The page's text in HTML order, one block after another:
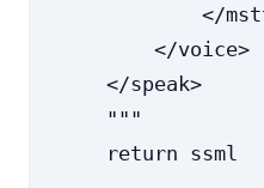
</
        </voice>
    </speak>
    """
    return ssml